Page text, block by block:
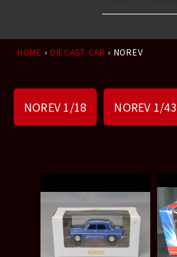
HOME › DIECAST CAR › NOREV
NOREV 1/18 NOREV 1/43